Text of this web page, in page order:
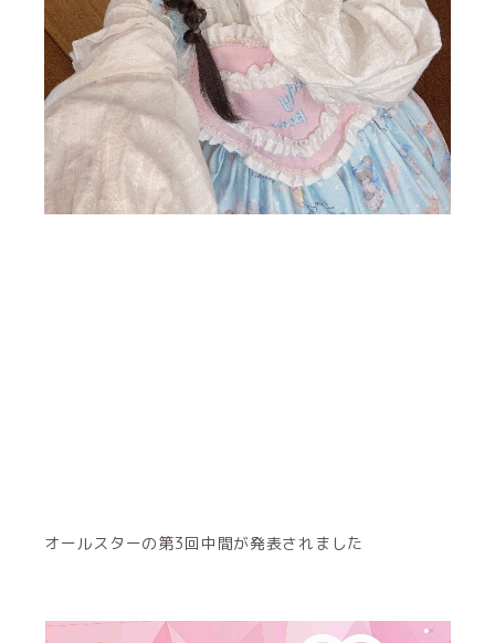
オールスターの第3回中間が発表されました